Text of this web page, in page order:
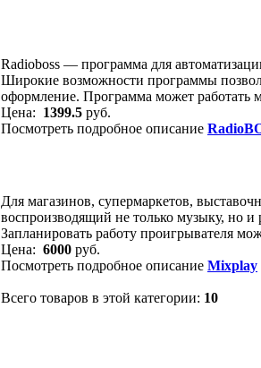
Radioboss — программа для
Широкие возможности программы
оформление. Программа может работать
Цена: 1399.5 руб.
Посмотреть подробное описание
Для магазинов, супермаркетов,
воспроизводящий не только музыку, но
Запланировать работу проигрывателя
Цена: 6000 руб.
Посмотреть подробное описание Mixplay
Всего товаров в этой категории: 10